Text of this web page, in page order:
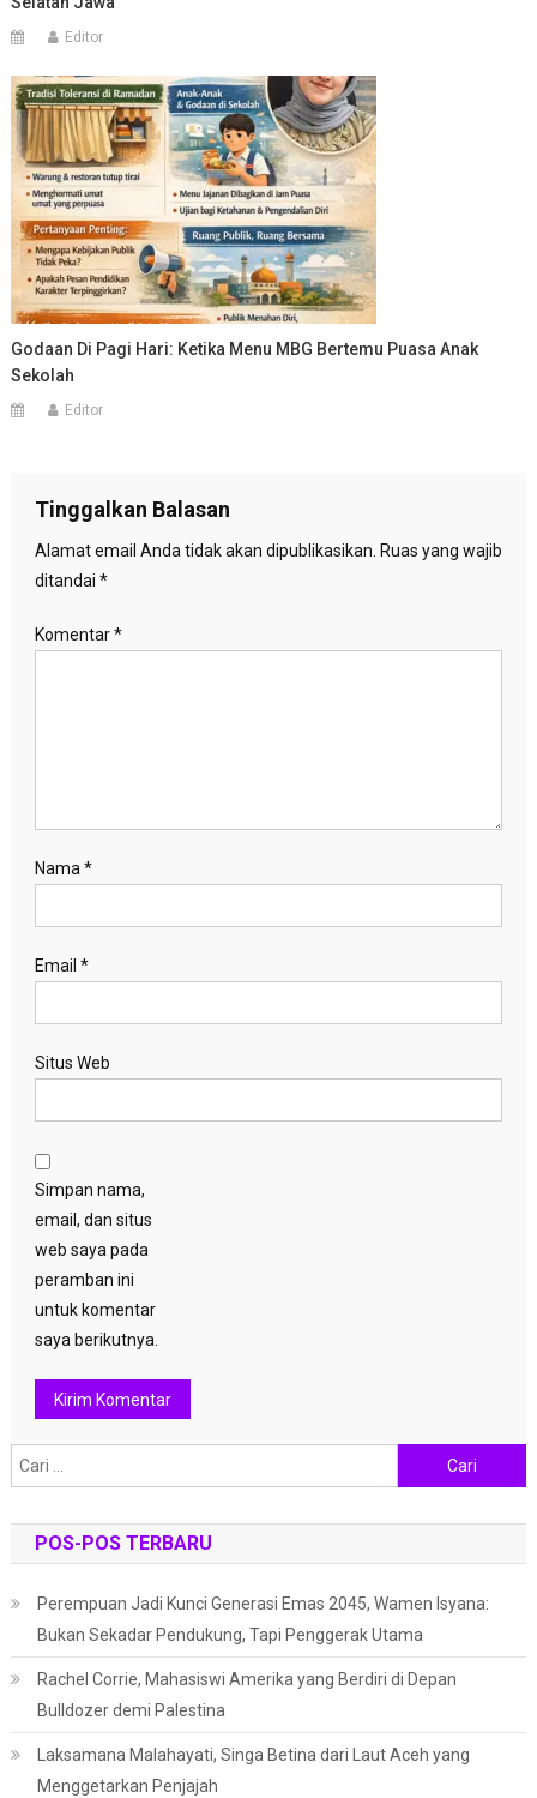
Editor
Godaan Di Pagi Hari: Ketika Menu MBG Bertemu Puasa Anak
Sekolah
Editor
Tinggalkan Balasan
Alamat email Anda tidak akan dipublikasikan. Ruas yang wajib
ditandai *
Komentar*
Nama *
Email *
Situs Web
Simpan nama,
email, dan situs
web saya pada
peramban ini
untuk komentar
saya berikutnya.
untuk:
POS-POS TERBARU
Perempuan Jadi Kunci Generasi Emas 2045, Wamen Isyana:
Bukan Sekadar Pendukung, Tapi Penggerak Utama
Rachel Corrie, Mahasiswi Amerika yang Berdiri di Depan
Bulldozer demi Palestina
Laksamana Malahayati, Singa Betina dari Laut Aceh yang
Menggetarkan Penjajah